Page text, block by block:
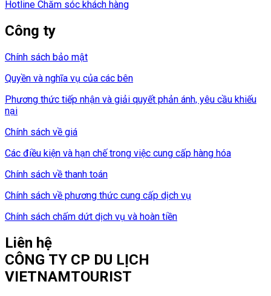
Hotline Chăm sóc khách hàng
Công ty
Chính sách bảo mật
Quyền và nghĩa vụ của các bên
Phương thức tiếp nhận và giải quyết phản ánh, yêu cầu khiếu
nại
Chính sách về giá
Các điều kiện và hạn chế trong việc cung cấp hàng hóa
Chính sách về thanh toán
Chính sách về phương thức cung cấp dịch vụ
Chính sách chấm dứt dịch vụ và hoàn tiền
Liên hệ
CÔNG TY CP DU LỊCH
VIETNAMTOURIST